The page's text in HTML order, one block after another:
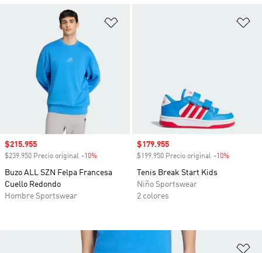
Precio de venta
$215.955
$239.950 Precio original -10%
Buzo ALL SZN Felpa Francesa
Cuello Redondo
Hombre Sportswear
Precio de venta
$179.955
$199.950 Precio original -10%
Tenis Break Start Kids
Niño Sportswear
2 colores